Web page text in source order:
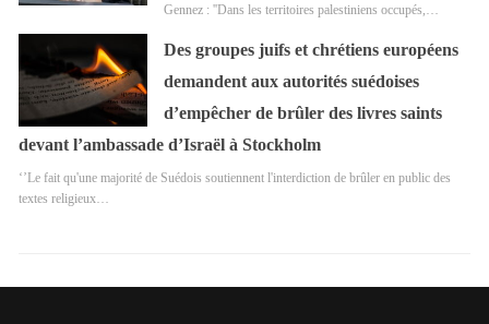
Gennez : ''Dans les territoires palestiniens occupés,…
Des groupes juifs et chrétiens européens
demandent aux autorités suédoises
d’empêcher de brûler des livres saints
devant l’ambassade d’Israël à Stockholm
‘’Le fait qu'une majorité de Suédois soutiennent l'interdiction de brûler en public des
textes religieux…